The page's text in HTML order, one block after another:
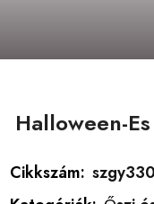
Halloween-
Cikkszám: szgy330